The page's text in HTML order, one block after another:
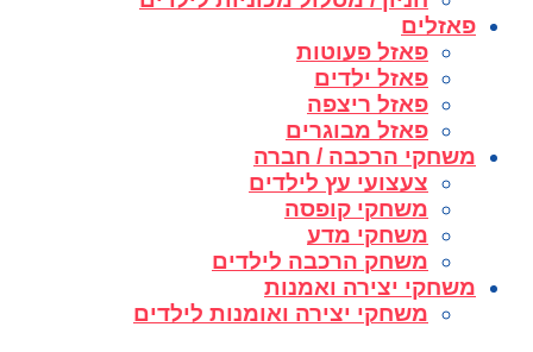
פאזלים
פאזל פעוטות
פאזל ילדים
פאזל ריצפה
פאזל מבוגרים
משחקי הרכבה / חברה
צעצועי עץ לילדים
משחקי קופסה
משחקי מדע
משחק הרכבה לילדים
משחקי יצירה ואמנות
משחקי יצירה ואומנות לילדים